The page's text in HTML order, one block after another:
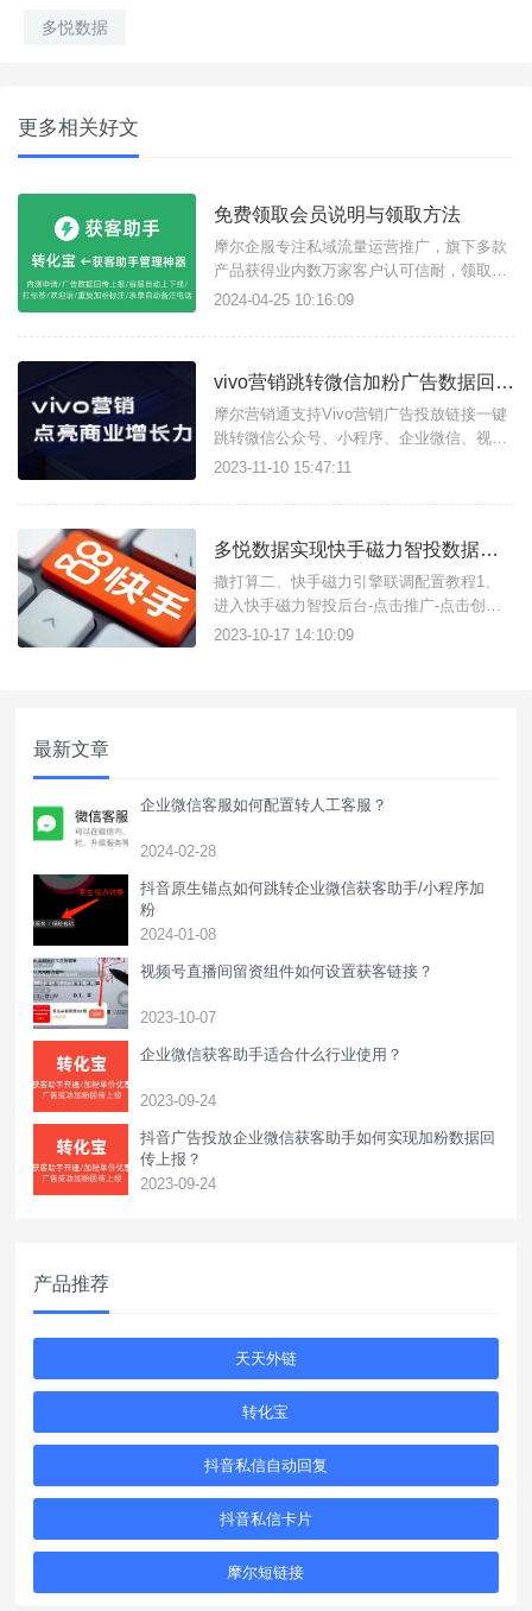
多悦数据
更多相关好文
免费领取会员说明与领取方法
摩尔企服专注私域流量运营推广，旗下多款
产品获得业内数万家客户认可信耐，领取7
天免费使用会员方法如下：
2024-04-25 10:16:09
vivo营销跳转微信加粉广告数据回传教程
摩尔营销通支持Vivo营销广告投放链接一键
跳转微信公众号、小程序、企业微信、视频
号、个人微信等加粉引流，并且实现广告数
2023-11-10 15:47:11
多悦数据实现快手磁力智投数据回传及联调教程
撒打算二、快手磁力引擎联调配置教程1、
进入快手磁力智投后台-点击推广-点击创建
广告；2、1.创建广告计划2.创建广告计划等
2023-10-17 14:10:09
最新文章
企业微信客服如何配置转人工客服？
2024-02-28
抖音原生锚点如何跳转企业微信获客助手/小程序加
粉
2024-01-08
视频号直播间留资组件如何设置获客链接？
2023-10-07
企业微信获客助手适合什么行业使用？
2023-09-24
抖音广告投放企业微信获客助手如何实现加粉数据回
传上报？
2023-09-24
产品推荐
天天外链
转化宝
抖音私信自动回复
抖音私信卡片
摩尔短链接